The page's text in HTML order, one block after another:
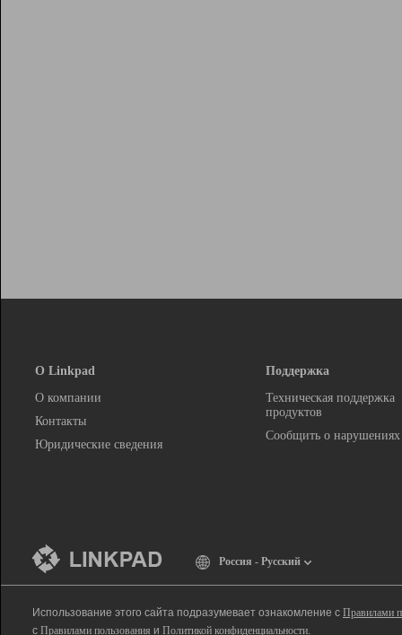
О Linkpad
О компании
Контакты
Юридические сведения
Поддержка
Техническая поддержка
продуктов
Сообщить о нарушениях
Россия - Русский
Использование этого сайта подразумевает ознакомление с Правилами
с Правилами пользования и Политикой конфиденциальности.